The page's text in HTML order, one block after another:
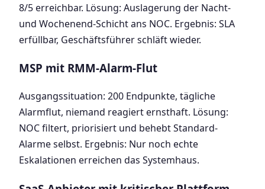
8/5 erreichbar. Lösung: Auslagerung der Nacht-
und Wochenend-Schicht ans NOC. Ergebnis: SLA
erfüllbar, Geschäftsführer schläft wieder.
MSP mit RMM-Alarm-Flut
Ausgangssituation: 200 Endpunkte, tägliche
Alarmflut, niemand reagiert ernsthaft. Lösung:
NOC filtert, priorisiert und behebt Standard-
Alarme selbst. Ergebnis: Nur noch echte
Eskalationen erreichen das Systemhaus.